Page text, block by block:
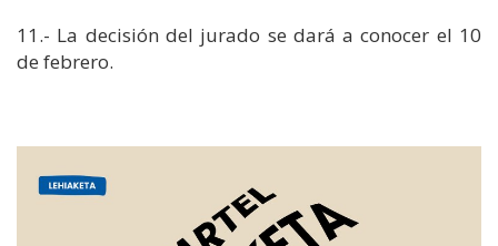
11.- La decisión del jurado se dará a conocer el 10
de febrero.